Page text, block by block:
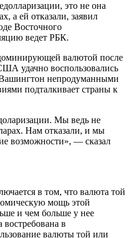
это не она
а ей отказали, заявил
Восточного
ведет РБК.
валютой после
удачно воспользовались
Вашингтон непродуманными
подталкивает страны к
Мы ведь не
Нам отказали, и мы
возможности», — сказал
в том, что валюта той
мощь этой
и чем больше у нее
в
валюты той или